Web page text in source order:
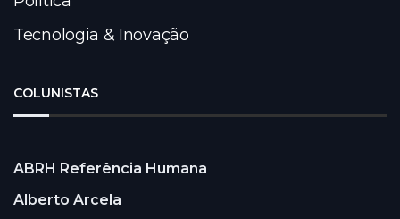
Tecnologia & Inovação
COLUNISTAS
ABRH Referência Humana
Alberto Arcela